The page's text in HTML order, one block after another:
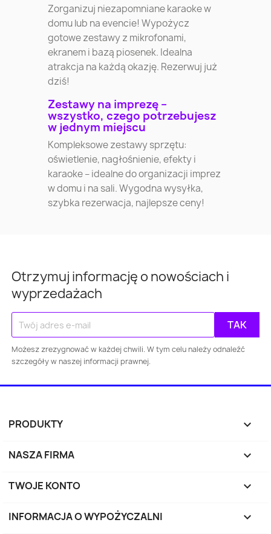
Warszawa
Gdańsk Szczecin Bydgoszcz
Katowice Gdynia Częstochowa
Zabrze
Zorganizuj niezapomniane karaoke w
domu lub na evencie! Wypożycz
gotowe zestawy z mikrofonami,
ekranem i bazą piosenek. Idealna
atrakcja na każdą okazję. Rezerwuj już
dziś!
Zestawy na imprezę –
wszystko, czego potrzebujesz
w jednym miejscu
Kompleksowe zestawy sprzętu:
oświetlenie, nagłośnienie, efekty i
karaoke – idealne do organizacji imprez
w domu i na sali. Wygodna wysyłka,
szybka rezerwacja, najlepsze ceny!
Otrzymuj informację o nowościach i
wyprzedażach
Możesz zrezygnować w każdej chwili. W tym celu należy odnaleźć
szczegóły w naszej informacji prawnej.
PRODUKTY 
NASZA FIRMA 
TWOJE KONTO 
INFORMACJA O WYPOŻYCZALNI keyboard_arrow_down